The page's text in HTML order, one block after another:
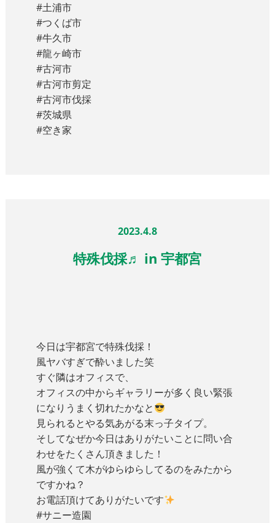
#土浦市
#つくば市
#牛久市
#龍ヶ崎市
#古河市
#古河市剪定
#古河市伐採
#茨城県
#空き家
2023.4.8
特殊伐採♬ in 宇都宮
今日は宇都宮で特殊伐採！
風ヤバすぎで酔いました笑
すぐ隣はオフィスで、
オフィスの中からギャラリーが多く良い緊張
になりうまく切れたかなと
見られるとやる気あがる末っ子タイプ。
そしてなぜか今日はありがたいことに問い合
わせをたくさん頂きました！
風が強くて木がゆらゆらしてるのをみたから
ですかね？
お電話頂けてありがたいです
#サニー造園